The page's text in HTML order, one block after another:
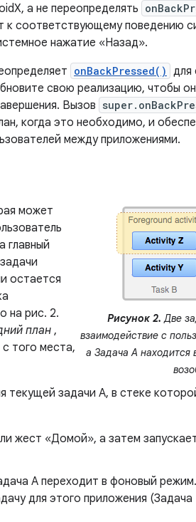
а не переопределять
к соответствующему поведению
нажатие «Назад».
onBackPressed() для
свою реализацию, чтобы
Вызов
когда это необходимо, и
между приложениями.
Рисунок 2. Две
взаимодействие с
а Задача А
может
главный
остается
на рис. 2.
план ,
того места,
задачи A, в стеке
жест «Домой», а затем
A переходит в фоновый
для этого приложения